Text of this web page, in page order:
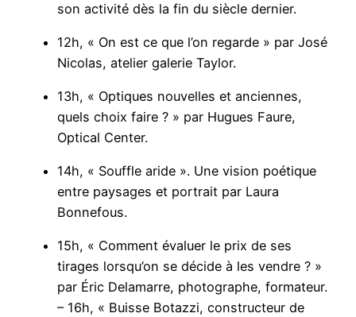
son activité dès la fin du siècle dernier.
12h, « On est ce que l’on regarde » par José
Nicolas, atelier galerie Taylor.
13h, « Optiques nouvelles et anciennes,
quels choix faire ? » par Hugues Faure,
Optical Center.
14h, « Souffle aride ». Une vision poétique
entre paysages et portrait par Laura
Bonnefous.
15h, « Comment évaluer le prix de ses
tirages lorsqu’on se décide à les vendre ? »
par Éric Delamarre, photographe, formateur.
– 16h, « Buisse Botazzi, constructeur de